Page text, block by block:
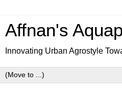
Affnan's
Innovating Urban Agrostyle